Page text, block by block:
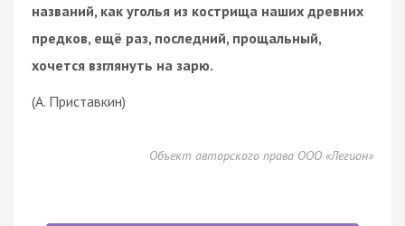
названий, как уголья из кострища наших древних
предков, ещё раз, последний, прощальный,
хочется взглянуть на зарю.
(А. Приставкин)
Объект авторского права ООО «Легион»